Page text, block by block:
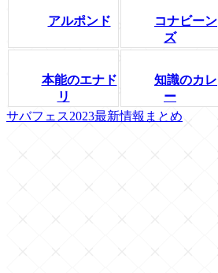
アルポンド
コナビーン
ズ
本能のエナド
リ
知識のカレ
ー
サバフェス2023最新情報まとめ